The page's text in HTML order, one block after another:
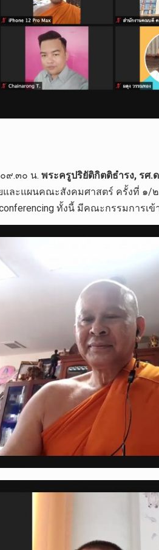
๙.๓๐ น.​ พระครู​ปริยัติ​กิตติ​ธำรง, รศ.
ละแผนคณะสังคม​ศาสตร์​ ครั้ง​ที่​ ๑​/
ทั้งนี้​ มีคณะกรรมการ​เ